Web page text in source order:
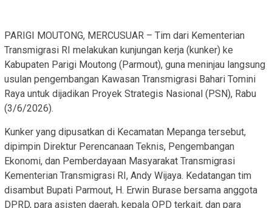
PARIGI MOUTONG, MERCUSUAR – Tim dari Kementerian
Transmigrasi RI melakukan kunjungan kerja (kunker) ke
Kabupaten Parigi Moutong (Parmout), guna meninjau langsung
usulan pengembangan Kawasan Transmigrasi Bahari Tomini
Raya untuk dijadikan Proyek Strategis Nasional (PSN), Rabu
(3/6/2026).
Kunker yang dipusatkan di Kecamatan Mepanga tersebut,
dipimpin Direktur Perencanaan Teknis, Pengembangan
Ekonomi, dan Pemberdayaan Masyarakat Transmigrasi
Kementerian Transmigrasi RI, Andy Wijaya. Kedatangan tim
disambut Bupati Parmout, H. Erwin Burase bersama anggota
DPRD, para asisten daerah, kepala OPD terkait, dan para